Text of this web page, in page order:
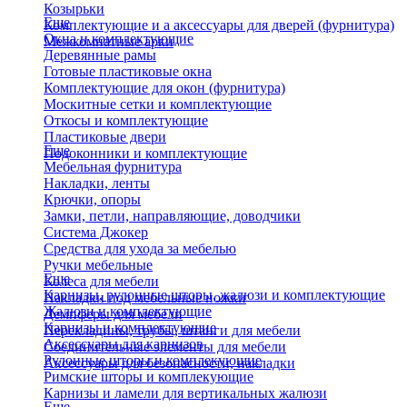
Козырьки
Комплектующие и а аксессуары для дверей (фурнитура)
Межкомнатные арки
Еще
Окна и комплектующие
Деревянные рамы
Готовые пластиковые окна
Комплектующие для окон (фурнитура)
Москитные сетки и комплектующие
Откосы и комплектующие
Пластиковые двери
Подоконники и комплектующие
Еще
Мебельная фурнитура
Накладки, ленты
Крючки, опоры
Замки, петли, направляющие, доводчики
Система Джокер
Средства для ухода за мебелью
Ручки мебельные
Колеса для мебели
Накладки под мебельные ножки
Демпферы для мебели
Перекладины, трубы, штанги для мебели
Соединительные элементы для мебели
Аксессуары для безопасности, накладки
Еще
Карнизы, рулонные шторы, жалюзи и комплектующие
Жалюзи и комплектующие
Карнизы и комплектующие
Аксессуары для карнизов
Рулонные шторы и комплекующие
Римские шторы и комплекующие
Карнизы и ламели для вертикальных жалюзи